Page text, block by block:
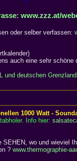
www.zzz.at/
oder selber verfassen:
auch eine sehr
und deutschen Grenzland
1000 Watt -
Info hier:
SEHEN, wo und wieviel
? www.thermographie-